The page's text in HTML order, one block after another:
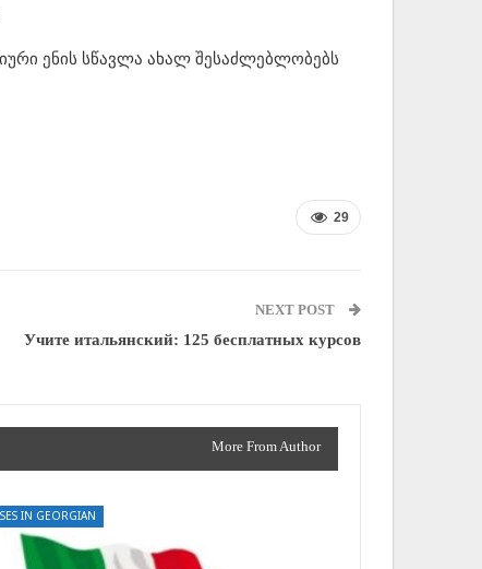
ენის სწავლა ახალ შესაძლებლობებს
29
NEXT POST
Учите итальянский: 125 бесплатных курсов
More From Author
IN GEORGIAN